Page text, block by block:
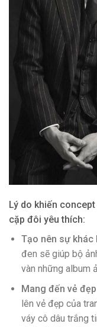
Lý do khiến
cặp đôi yêu thích:
Tạo nên sự khác
đen sẽ giúp bộ
vàn những album
Mang đến vẻ
lên vẻ đẹp của
váy cô dâu trắng